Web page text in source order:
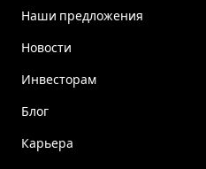
Наши предложения
Новости
Инвесторам
Блог
Карьера